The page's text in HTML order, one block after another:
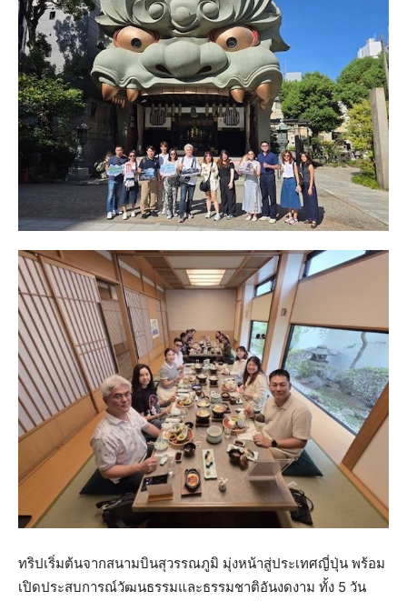
ทริปเริ่มต้นจากสนามบินสุวรรณภูมิ มุ่งหน้าสู่ประเทศญี่ปุ่น พร้อม
เปิดประสบการณ์วัฒนธรรมและธรรมชาติอันงดงาม ทั้ง 5 วัน